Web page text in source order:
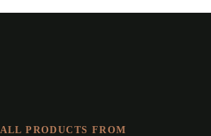
ALL PRODUCTS FROM